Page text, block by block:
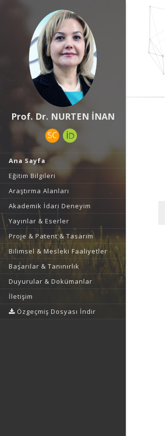
Prof. Dr. NURTEN İNAN
Ana Sayfa
Eğitim Bilgileri
Araştırma Alanları
Akademik İdari Deneyim
Yayınlar & Eserler
Proje & Patent & Tasarım
Bilimsel & Mesleki Faaliyetler
Başarılar & Tanınırlık
Duyurular & Dokümanlar
İletişim
Özgeçmiş Dosyası İndir